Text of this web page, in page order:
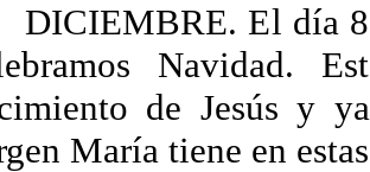
El día 8
Navidad.
de Jesús y
María tiene en